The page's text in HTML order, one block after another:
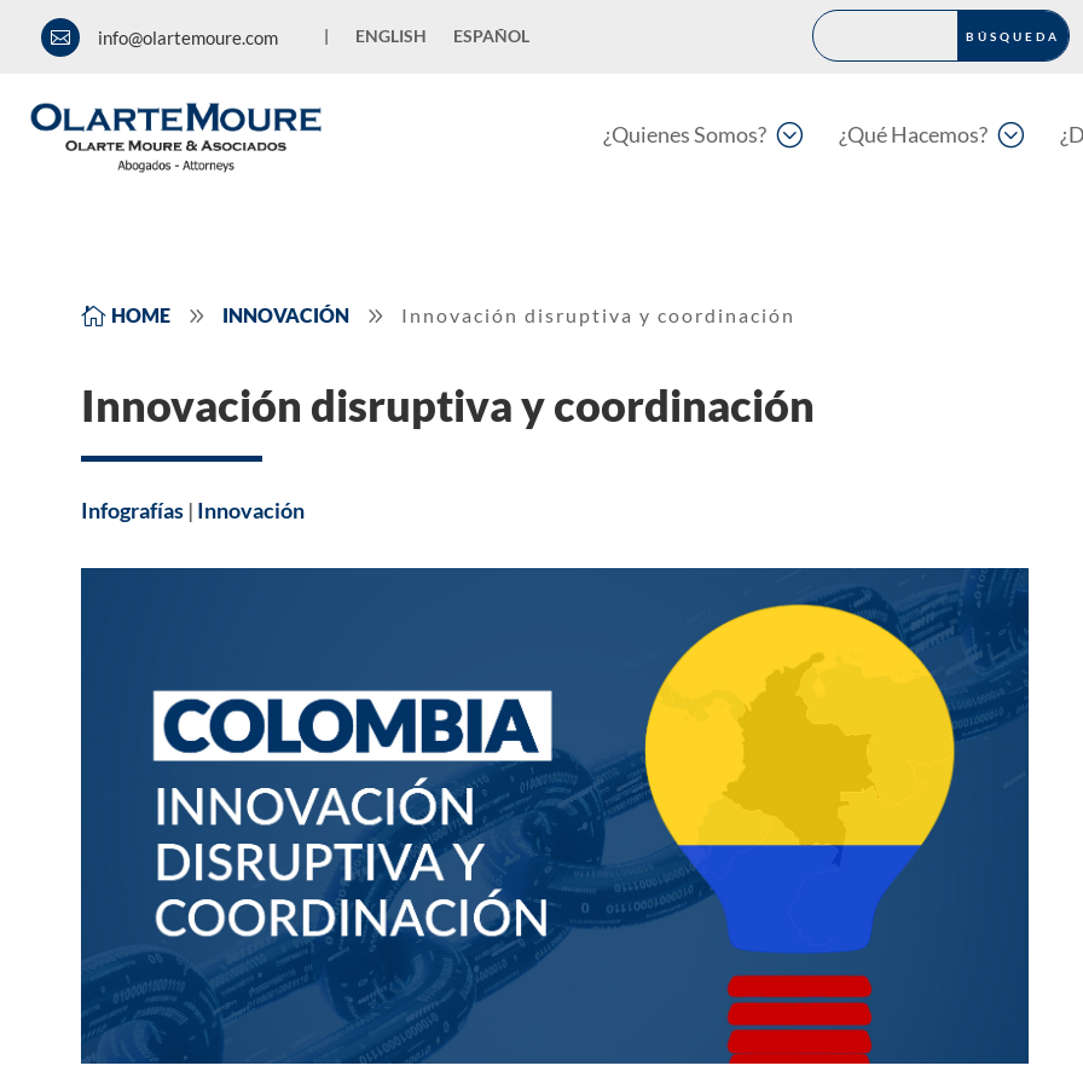
 info@olartemoure.com | ENGLISH ESPAÑOL
;
¿Quienes Somos? ;
¿Qué Hacemos?
 HOME 9 INNOVACIÓN 9 Innovación disruptiva y coordinación
Innovación disruptiva y coordinación
Infografías| Innovación